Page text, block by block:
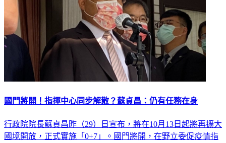
國門將開！指揮中心同步解散？蘇貞昌：仍有任務在身
行政院院長蘇貞昌昨（29）日宣布，將在10月13日起將再擴大
國境開放，正式實施「0+7」。國門將開，在野立委促疫情指